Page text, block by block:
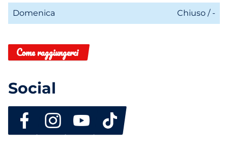
Domenica Chiuso / -
Come raggiungerci
Social